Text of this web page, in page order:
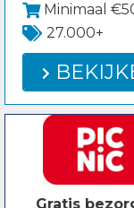
Minimaal
27.000+
Gratis